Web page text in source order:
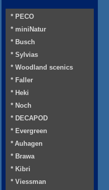
* PECO
* miniNatur
* Busch
* Sylvias
* Woodland scenics
* Faller
* Heki
* Noch
* DECAPOD
* Evergreen
* Auhagen
* Brawa
* Kibri
* Viessman